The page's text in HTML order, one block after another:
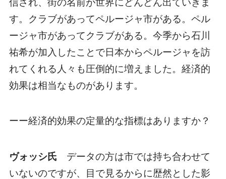
す。クラブがあってペルージャ市がある。ペル
ージャ市があってクラブがある。今季から石川
祐希が加入したことで日本からペルージャを訪
れてくれる人々も圧倒的に増えました。経済的
効果は相当なものがあります。
ーー経済的効果の定量的な指標はありますか？
ヴォッシ氏 データの方は市では持ち合わせて
いないのですが、目で見るからに歴然とした影